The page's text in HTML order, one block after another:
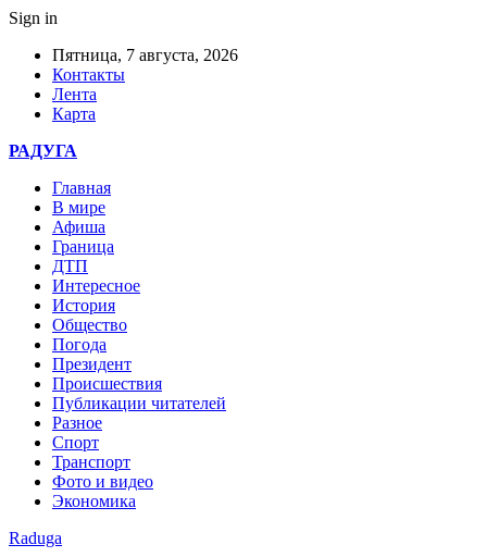
Sign in
Пятница, 7 августа, 2026
Контакты
Лента
Карта
РАДУГА
Главная
В мире
Афиша
Граница
ДТП
Интересное
История
Общество
Погода
Президент
Происшествия
Публикации читателей
Разное
Спорт
Транспорт
Фото и видео
Экономика
Raduga